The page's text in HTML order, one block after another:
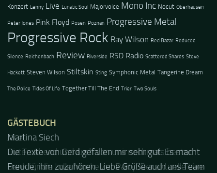
Konzert Lenny Live Lunatic Soul Majorvoice Mono Inc Nocut Oberhausen
Peter Jones Pink Floyd Posen Poznan Progressive Metal
Progressive Rock Ray Wilson Red Bazar Reduced
Silence Reichenbach Review Riverside RSD Radio Scattered Shards Steve
Hackett Steven Wilson Stiltskin Sting Symphonic Metal Tangerine Dream
The Police Tides Of Life Together Till The End Trier Two Souls
GÄSTEBUCH
Jacel
Guten Abend und auch von uns nochmals besten
Dank für die tolle Mucke zur Party! Der aktuelle Live